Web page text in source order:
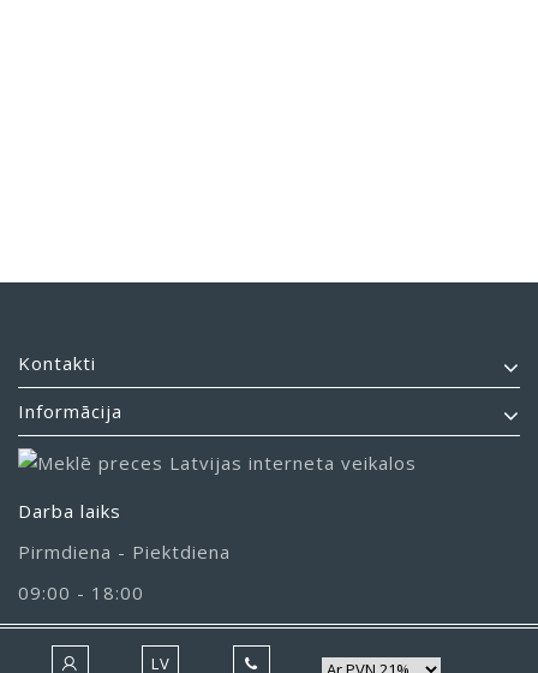
LV
Kontakti
Informācija
Darba laiks
Pirmdiena - Piektdiena
09:00 - 18:00